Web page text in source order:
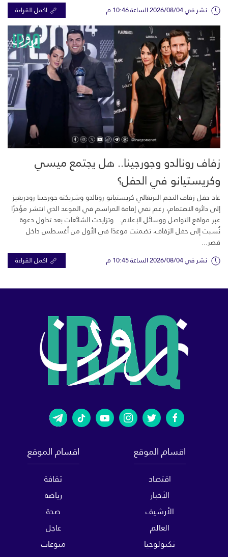
نشر في 2026/08/04 الساعة 10:46 م اكمل القراءة
زفاف رونالدو وجورجينا.. هل يجتمع ميسي
وكريستيانو في الحفل؟
عاد حفل زفاف النجم البرتغالي كريستيانو رونالدو وشريكته جورجينا رودريغيز
إلى دائرة الاهتمام، رغم نفي إقامة المراسم في الموعد الذي انتشر مؤخرًا
عبر مواقع التواصل ووسائل الإعلام. وتزايدت الشائعات بعد تداول دعوة
نُسبت إلى حفل الزفاف، تضمنت موعدًا في الأول من أغسطس داخل
قصر...
نشر في 2026/08/04 الساعة 10:45 م اكمل القراءة
اقسام الموقع
اقتصاد
الأخبار
الأرشيف
العالم
تكنولوجيا
اقسام الموقع
ثقافة
رياضة
صحة
عاجل
منوعات